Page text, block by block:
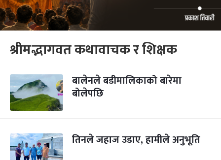
श्रीमद्भागवत कथावाचक र शिक्षक
बालेनले बडीमालिकाको बारेमा
बोलेपछि
तिनले जहाज उडाए, हामीले अनुभूति